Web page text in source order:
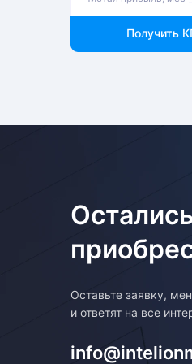
Возврат товара
Для того, чтобы оформить
Получить
Оставьте заявку,
и ответят на все